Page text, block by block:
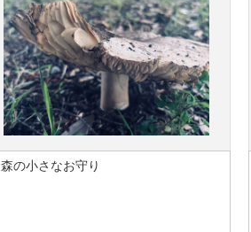
森の小さなお守り